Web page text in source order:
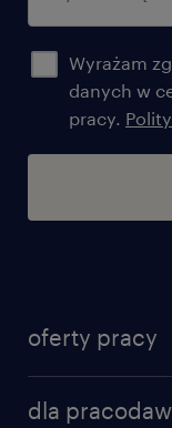
Wyrażam
danych w
pracy.
oferty pracy
dla